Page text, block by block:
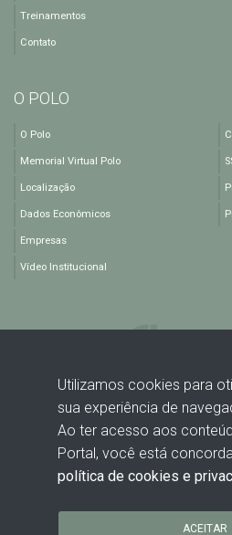
Utilizamos cookies para
sua experiência de
Ao ter acesso aos
Portal, você está
política de cookies e
ACEITAR
Treinamentos
Contato
O POLO
O Polo
Memorial Virtual Polo
Localização
Dados Econômicos
Empresas
Vídeo Institucional
Rodovia BA 512, KM 1,5 - Polo
BA - CEP: 42816-440